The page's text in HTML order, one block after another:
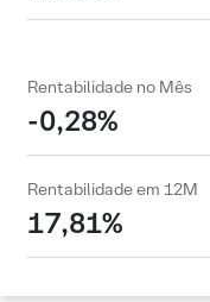
Rentabilidade no Mês
-0,28%
Rentabilidade em 12M
17,81%